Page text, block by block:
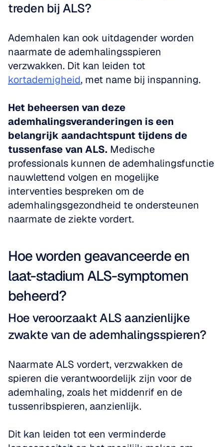
treden bij ALS?
Ademhalen kan ook uitdagender worden
naarmate de ademhalingsspieren
kortademigheid, met name bij inspanning.
Het beheersen van deze
ademhalingsveranderingen is een
belangrijk aandachtspunt tijdens de
tussenfase van ALS. Medische
professionals kunnen de ademhalingsfunctie
nauwlettend volgen en mogelijke
interventies bespreken om de
ademhalingsgezondheid te ondersteunen
naarmate de ziekte vordert.
Hoe worden geavanceerde en
laat-stadium ALS-symptomen
beheerd?
Hoe veroorzaakt ALS aanzienlijke
zwakte van de ademhalingsspieren?
Naarmate ALS vordert, verzwakken de
spieren die verantwoordelijk zijn voor de
ademhaling, zoals het middenrif en de
tussenribspieren, aanzienlijk.
Dit kan leiden tot een verminderde